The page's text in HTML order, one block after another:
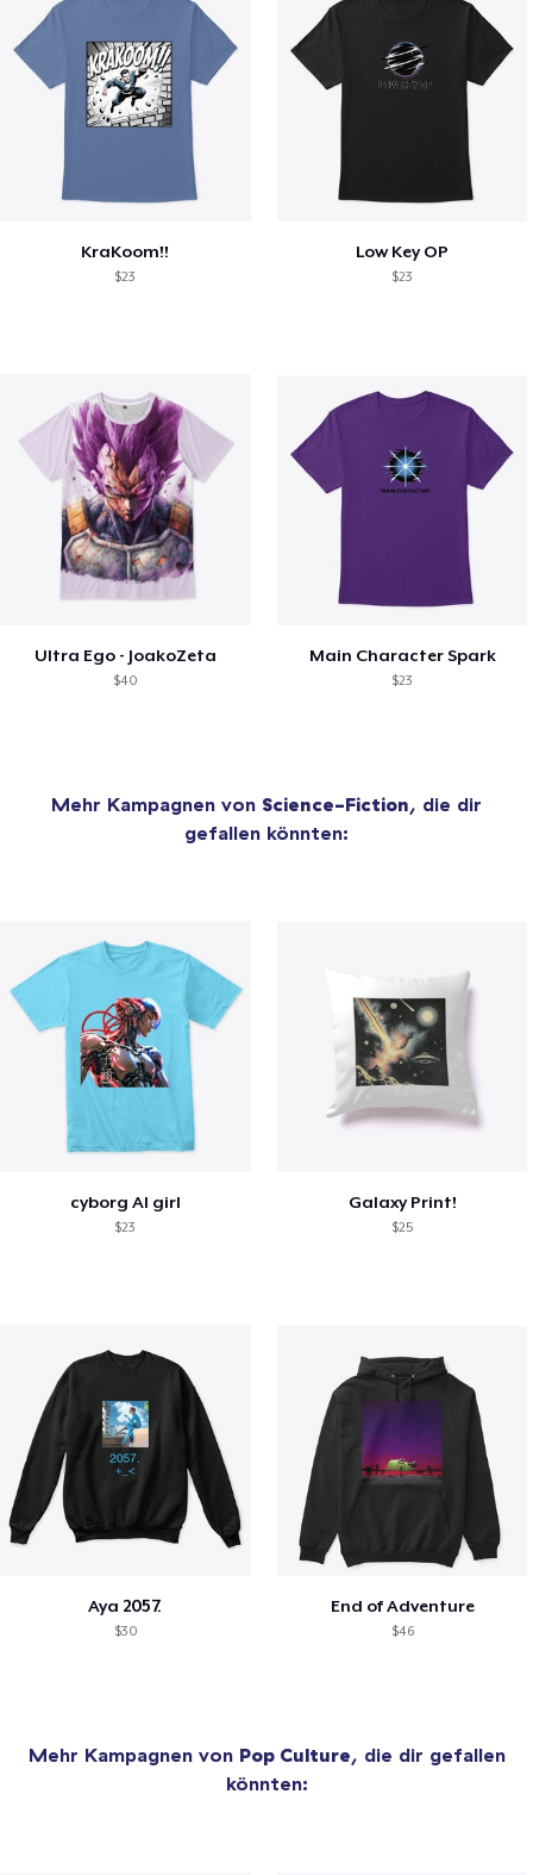
KraKoom!!
$23
Low Key OP
$23
Ultra Ego - JoakoZeta
$40
Main Character Spark
$23
Mehr Kampagnen von Science-Fiction, die dir
gefallen könnten:
cyborg AI girl
$23
Galaxy Print!
$25
Aya 2057.
$30
End of Adventure
$46
Mehr Kampagnen von Pop Culture, die dir gefallen
könnten: